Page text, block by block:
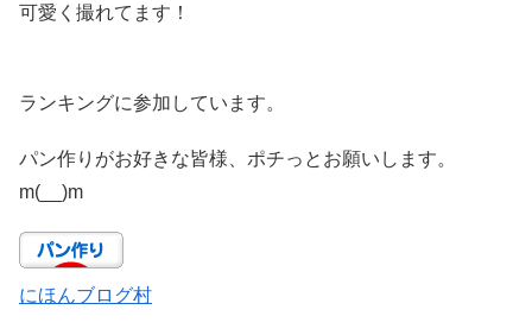
可愛く撮れてます！
ランキングに参加しています。
パン作りがお好きな皆様、ポチっとお願いします。
m(__)m
にほんブログ村